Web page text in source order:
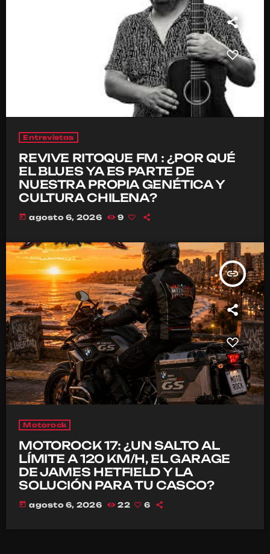
Entrevistas
REVIVE RITOQUE FM : ¿POR QUÉ
EL BLUES YA ES PARTE DE
NUESTRA PROPIA GENÉTICA Y
CULTURA CHILENA?
today agosto 6, 2026 9
insert_link
Motorock
MOTOROCK 17: ¿UN SALTO AL
LÍMITE A 120 KM/H, EL GARAGE
DE JAMES HETFIELD Y LA
SOLUCIÓN PARA TU CASCO?
today agosto 6, 2026 22 6